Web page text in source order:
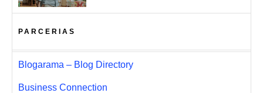
PARCERIAS
Blogarama – Blog Directory
Business Connection